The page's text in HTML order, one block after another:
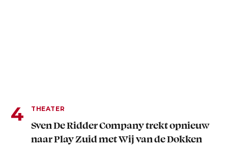
THEATER
Sven De Ridder Company trekt opnieuw
naar Play Zuid met Wij van de Dokken